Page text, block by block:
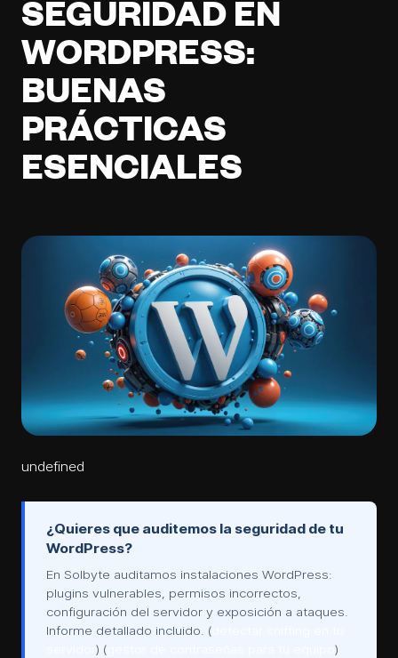
SEGURIDAD EN
WORDPRESS:
BUENAS
PRÁCTICAS
ESENCIALES
undefined
¿Quieres que auditemos la seguridad de tu
WordPress?
En Solbyte auditamos instalaciones WordPress:
plugins vulnerables, permisos incorrectos,
configuración del servidor y exposición a ataques.
Informe detallado incluido. (
) (
)